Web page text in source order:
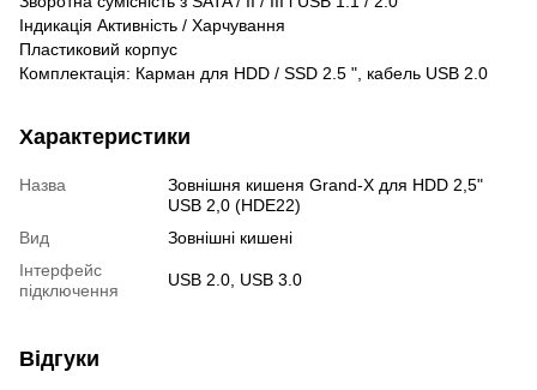
Індикація Активність / Харчування
Пластиковий корпус
Комплектація: Карман для HDD / SSD 2.5 ", кабель USB 2.0
Характеристики
Назва
Зовнішня кишеня Grand-X для HDD 2,5"
USB 2,0 (HDE22)
Вид
Зовнішні кишені
Інтерфейс
підключення
USB 2.0, USB 3.0
Відгуки